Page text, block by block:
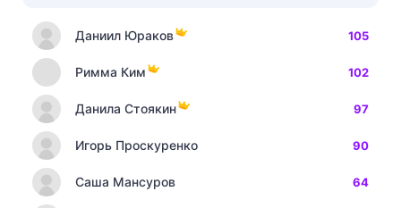
Даниил Юраков 105
Римма Ким 102
Данила Стоякин 97
Игорь Проскуренко 90
Саша Мансуров 64